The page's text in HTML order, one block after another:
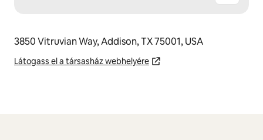
3850 Vitruvian Way, Addison, TX 75001, USA
Látogass el a társasház webhelyére